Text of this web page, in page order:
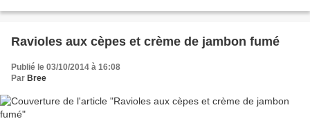
Ravioles aux cèpes et crème de jambon fumé
Publié le 03/10/2014 à 16:08
Par Bree